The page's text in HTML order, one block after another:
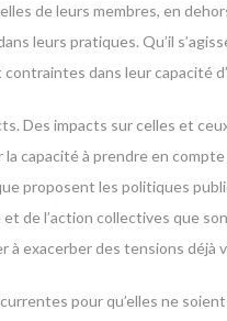
de leurs membres, en
leurs pratiques. Qu’il
dans leur capacité
Des impacts sur celles et
capacité à prendre en
proposent les politiques
de l’action collectives que
exacerber des tensions déjà
pour qu’elles ne